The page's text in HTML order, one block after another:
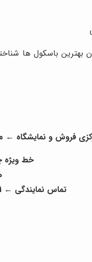
باسکول ها
فروش و نمایشگاه ← ميدان
خط ویژه چهار رقمی ←
تماس نمایندگی ← 02133124701 - 02177379814 - 02133510970 - 02155833430